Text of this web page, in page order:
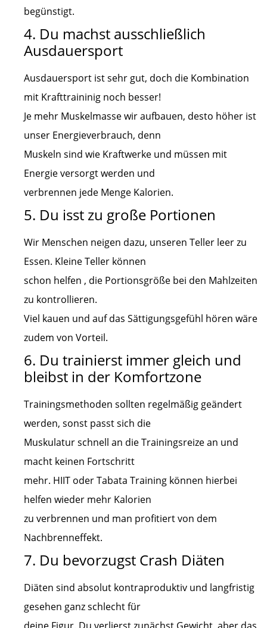
begünstigt.
4. Du machst ausschließlich
Ausdauersport
Ausdauersport ist sehr gut, doch die Kombination
mit Krafttraininig noch besser!
Je mehr Muskelmasse wir aufbauen, desto höher ist
unser Energieverbrauch, denn
Muskeln sind wie Kraftwerke und müssen mit
Energie versorgt werden und
verbrennen jede Menge Kalorien.
5. Du isst zu große Portionen
Wir Menschen neigen dazu, unseren Teller leer zu
Essen. Kleine Teller können
schon helfen , die Portionsgröße bei den Mahlzeiten
zu kontrollieren.
Viel kauen und auf das Sättigungsgefühl hören wäre
zudem von Vorteil.
6. Du trainierst immer gleich und
bleibst in der Komfortzone
Trainingsmethoden sollten regelmäßig geändert
werden, sonst passt sich die
Muskulatur schnell an die Trainingsreize an und
macht keinen Fortschritt
mehr. HIIT oder Tabata Training können hierbei
helfen wieder mehr Kalorien
zu verbrennen und man profitiert von dem
Nachbrenneffekt.
7. Du bevorzugst Crash Diäten
Diäten sind absolut kontraproduktiv und langfristig
gesehen ganz schlecht für